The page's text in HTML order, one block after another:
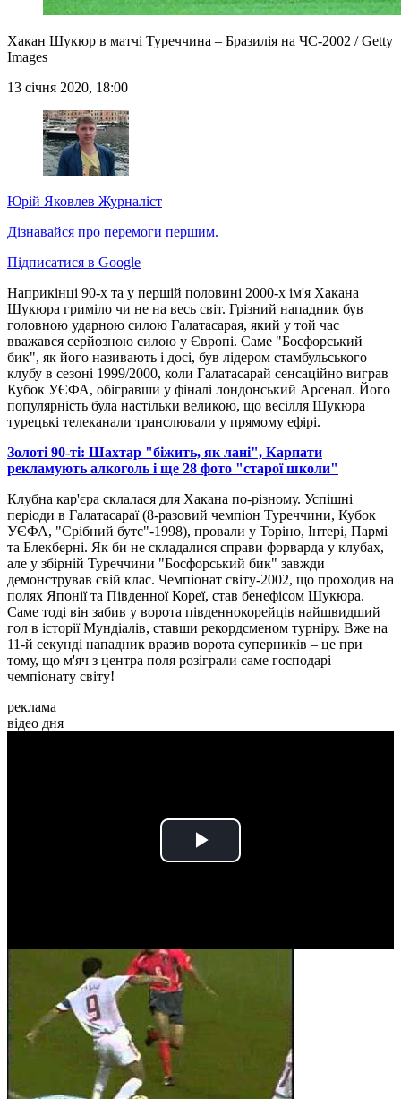
Хакан Шукюр в матчі Туреччина – Бразилія на ЧС-2002 / Getty
Images
13 січня 2020, 18:00
Юрій Яковлев Журналіст
Дізнавайся про перемоги першим.
Підписатися в Google
Наприкінці 90-х та у першій половині 2000-х ім'я Хакана
Шукюра гриміло чи не на весь світ. Грізний нападник був
головною ударною силою Галатасарая, який у той час
вважався серйозною силою у Європі. Саме "Босфорський
бик", як його називають і досі, був лідером стамбульського
клубу в сезоні 1999/2000, коли Галатасарай сенсаційно виграв
Кубок УЄФА, обігравши у фіналі лондонський Арсенал. Його
популярність була настільки великою, що весілля Шукюра
турецькі телеканали транслювали у прямому ефірі.
Золоті 90-ті: Шахтар "біжить, як лані", Карпати
рекламують алкоголь і ще 28 фото "старої школи"
Клубна кар'єра склалася для Хакана по-різному. Успішні
періоди в Галатасараї (8-разовий чемпіон Туреччини, Кубок
УЄФА, "Срібний бутс"-1998), провали у Торіно, Інтері, Пармі
та Блекберні. Як би не складалися справи форварда у клубах,
але у збірній Туреччини "Босфорський бик" завжди
демонстрував свій клас. Чемпіонат світу-2002, що проходив на
полях Японії та Південної Кореї, став бенефісом Шукюра.
Саме тоді він забив у ворота південнокорейців найшвидший
гол в історії Мундіалів, ставши рекордсменом турніру. Вже на
11-й секунді нападник вразив ворота суперників – це при
тому, що м'яч з центра поля розіграли саме господарі
чемпіонату світу!
реклама
відео дня
Play